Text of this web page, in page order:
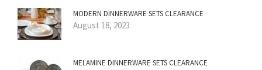
MODERN DINNERWARE SETS CLEARANCE
August 18, 2023
MELAMINE DINNERWARE SETS CLEARANCE